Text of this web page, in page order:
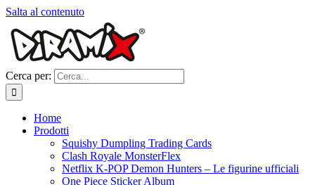
Salta al contenuto
Cerca per:
Home
Prodotti
Squishy Dumpling Trading Cards
Clash Royale MonsterFlex
Netflix K-POP Demon Hunters – Le figurine ufficiali
One Piece Sticker Album